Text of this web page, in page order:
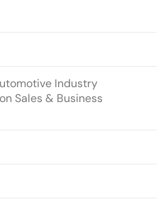
Industry
Sales & Business